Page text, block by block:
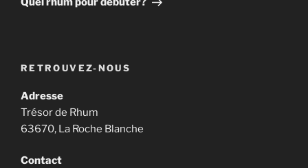
RETROUVEZ-NOUS
Adresse
Trésor de Rhum
63670, La Roche Blanche
Contact